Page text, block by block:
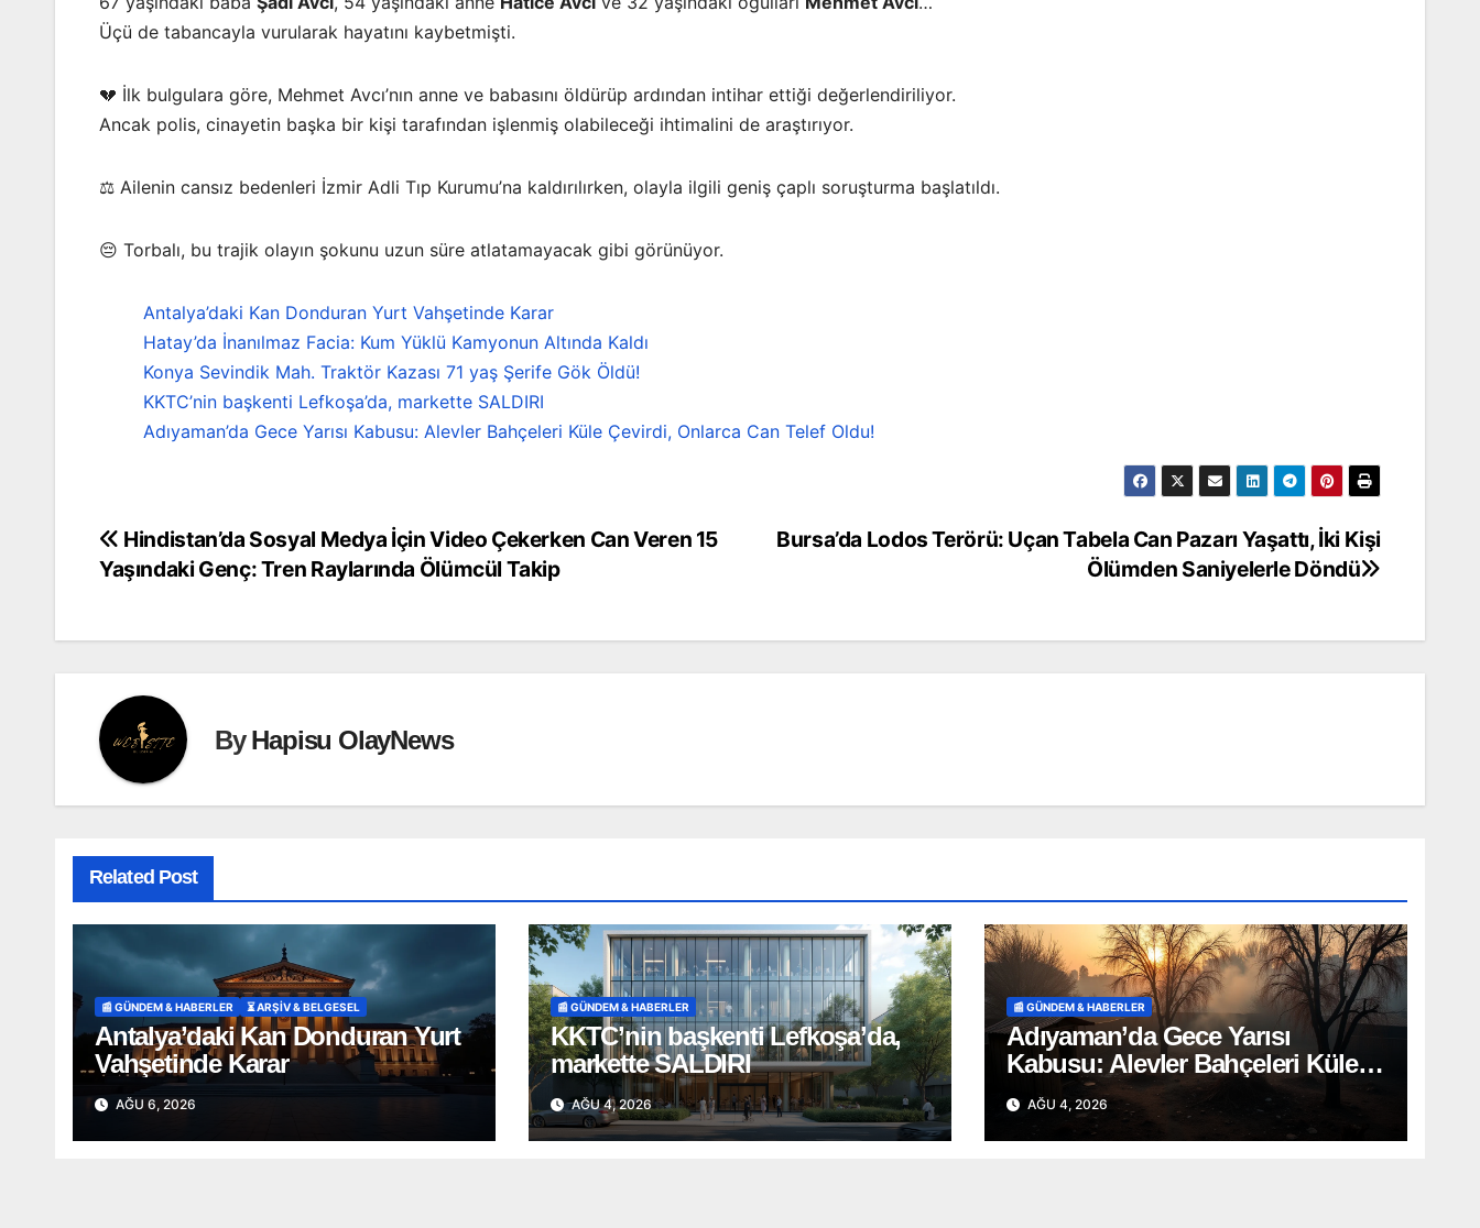
Üçü de tabancayla vurularak hayatını kaybetmişti.
💔 İlk bulgulara göre, Mehmet Avcı’nın anne ve babasını öldürüp ardından intihar ettiği değerlendiriliyor.
Ancak polis, cinayetin başka bir kişi tarafından işlenmiş olabileceği ihtimalini de araştırıyor.
⚖️ Ailenin cansız bedenleri İzmir Adli Tıp Kurumu’na kaldırılırken, olayla ilgili geniş çaplı soruşturma başlatıldı.
😔 Torbalı, bu trajik olayın şokunu uzun süre atlatamayacak gibi görünüyor.
Antalya’daki Kan Donduran Yurt Vahşetinde Karar
Hatay’da İnanılmaz Facia: Kum Yüklü Kamyonun Altında Kaldı
Konya Sevindik Mah. Traktör Kazası 71 yaş Şerife Gök Öldü!
KKTC’nin başkenti Lefkoşa’da, markette SALDIRI
Adıyaman’da Gece Yarısı Kabusu: Alevler Bahçeleri Küle Çevirdi, Onlarca Can Telef Oldu!
Yazı
gezinmesi
Bursa’da Lodos Terörü: Uçan Tabela Can Pazarı Yaşattı, İki Kişi
Ölümden Saniyelerle Döndü
Hindistan’da Sosyal Medya İçin Video Çekerken Can Veren 15
Yaşındaki Genç: Tren Raylarında Ölümcül Takip
ByHapisu OlayNews
Related Post
📰 GÜNDEM & HABERLER ⏳ ARŞİV & BELGESEL
Antalya’daki Kan Donduran Yurt
Vahşetinde Karar
AĞU 6, 2026
📰 GÜNDEM & HABERLER
KKTC’nin başkenti Lefkoşa’da,
markette SALDIRI
AĞU 4, 2026
📰 GÜNDEM & HABERLER
Adıyaman’da Gece Yarısı
Kabusu: Alevler Bahçeleri Küle
Çevirdi, Onlarca Can Telef Oldu!
AĞU 4, 2026